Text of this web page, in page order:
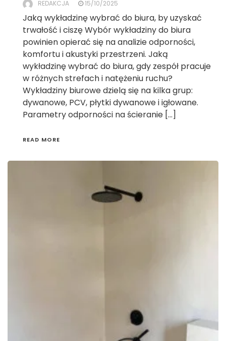
REDAKCJA 15/10/2025
Jaką wykładzinę wybrać do biura, by uzyskać
trwałość i ciszę Wybór wykładziny do biura
powinien opierać się na analizie odporności,
komfortu i akustyki przestrzeni. Jaką
wykładzinę wybrać do biura, gdy zespół pracuje
w różnych strefach i natężeniu ruchu?
Wykładziny biurowe dzielą się na kilka grup:
dywanowe, PCV, płytki dywanowe i igłowane.
Parametry odporności na ścieranie […]
READ MORE